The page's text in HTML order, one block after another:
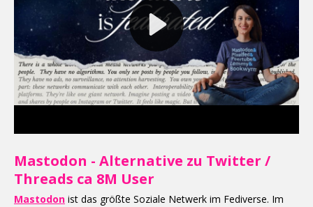
Mastodon - Alternative zu Twitter /
Threads ca 8M User
Mastodon ist das größte Soziale Netwerk im Fediverse. Im